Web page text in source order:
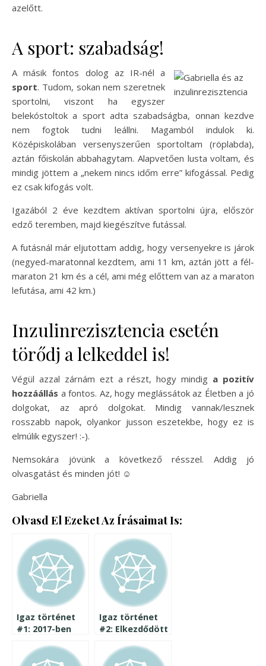
azelőtt.
A sport: szabadság!
A másik fontos dolog az IR-nél a
sport. Tudom, sokan nem szeretnek
sportolni, viszont ha egyszer
belekóstoltok a sport adta szabadságba, onnan kezdve
nem fogtok tudni leállni. Magamból indulok ki.
Középiskolában versenyszerűen sportoltam (röplabda),
aztán főiskolán abbahagytam. Alapvetően lusta voltam, és
mindig jöttem a „nekem nincs időm erre” kifogással. Pedig
ez csak kifogás volt.
Igazából 2 éve kezdtem aktívan sportolni újra, először
edző teremben, majd kiegészítve futással.
A futásnál már eljutottam addig, hogy versenyekre is járok
(negyed-maratonnal kezdtem, ami 11 km, aztán jött a fél-
maraton 21 km és a cél, ami még előttem van az a maraton
lefutása, ami 42 km.)
Inzulinrezisztencia esetén
törődj a lelkeddel is!
Végül azzal zárnám ezt a részt, hogy mindig a pozitív
hozzáállás a fontos. Az, hogy meglássátok az Életben a jó
dolgokat, az apró dolgokat. Mindig vannak/lesznek
rosszabb napok, olyankor jusson eszetekbe, hogy ez is
elmúlik egyszer! :-).
Nemsokára jövünk a következő résszel. Addig jó
olvasgatást és minden jót! ☺
Gabriella
Olvasd El Ezeket Az Írásaimat Is:
Igaz történet
#1: 2017-ben
Igaz történet
#2: Elkezdődött